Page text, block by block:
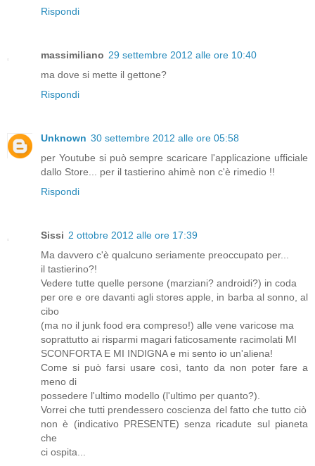
Rispondi
massimiliano 29 settembre 2012 alle ore 10:40
ma dove si mette il gettone?
Rispondi
Unknown 30 settembre 2012 alle ore 05:58
per Youtube si può sempre scaricare l'applicazione ufficiale
dallo Store... per il tastierino ahimè non c'è rimedio !!
Rispondi
Sissi 2 ottobre 2012 alle ore 17:39
Ma davvero c'è qualcuno seriamente preoccupato per...
il tastierino?!
Vedere tutte quelle persone (marziani? androidi?) in coda
per ore e ore davanti agli stores apple, in barba al sonno, al
cibo
(ma no il junk food era compreso!) alle vene varicose ma
soprattutto ai risparmi magari faticosamente racimolati MI
SCONFORTA E MI INDIGNA e mi sento io un'aliena!
Come si può farsi usare così, tanto da non poter fare a
meno di
possedere l'ultimo modello (l'ultimo per quanto?).
Vorrei che tutti prendessero coscienza del fatto che tutto ciò
non è (indicativo PRESENTE) senza ricadute sul pianeta
che
ci ospita...